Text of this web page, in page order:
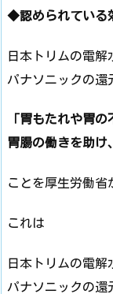
◆認められている
日本トリムの電解
パナソニックの還
「胃もたれや胃の
胃腸の働きを助け
ことを厚生労働省
これは
日本トリムの電解
パナソニックの還